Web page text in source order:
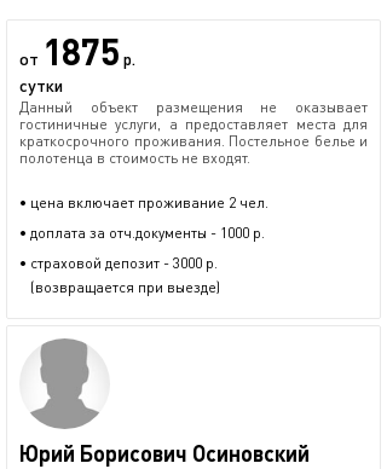
от 1875 р.
сутки
Данный объект размещения не оказывает
гостиничные услуги, а предоставляет места для
краткосрочного проживания. Постельное белье и
полотенца в стоимость не входят.
• цена включает проживание 2 чел.
• доплата за отч.документы - 1000 р.
• страховой депозит - 3000 р.
(возвращается при выезде)
Юрий Борисович Осиновский